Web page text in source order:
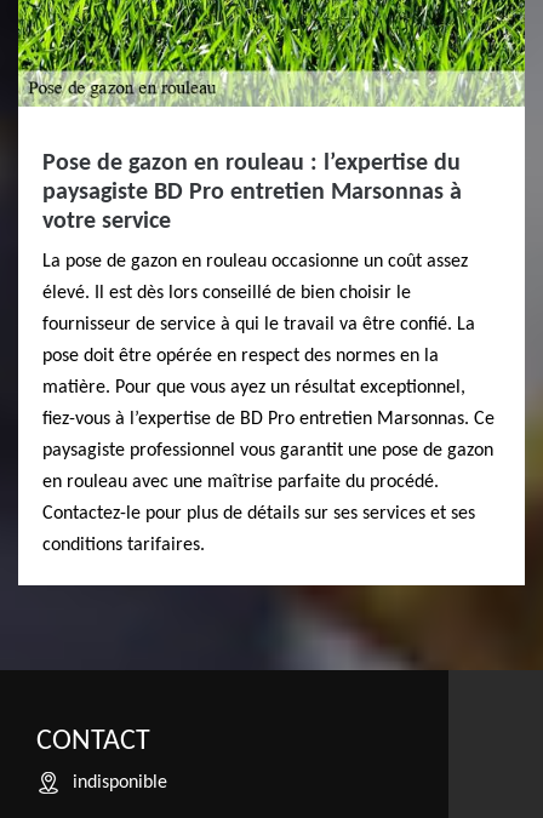
Pose de gazon en rouleau : l’expertise du
paysagiste BD Pro entretien Marsonnas à
votre service
La pose de gazon en rouleau occasionne un coût assez
élevé. Il est dès lors conseillé de bien choisir le
fournisseur de service à qui le travail va être confié. La
pose doit être opérée en respect des normes en la
matière. Pour que vous ayez un résultat exceptionnel,
fiez-vous à l’expertise de BD Pro entretien Marsonnas. Ce
paysagiste professionnel vous garantit une pose de gazon
en rouleau avec une maîtrise parfaite du procédé.
Contactez-le pour plus de détails sur ses services et ses
conditions tarifaires.
CONTACT
indisponible